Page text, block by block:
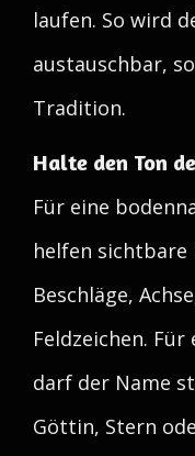
laufen. So wird
austauschbar,
Tradition.
Halte den Ton
Für eine
helfen sichtbare
Beschläge,
Feldzeichen.
darf der Name
Göttin, Stern